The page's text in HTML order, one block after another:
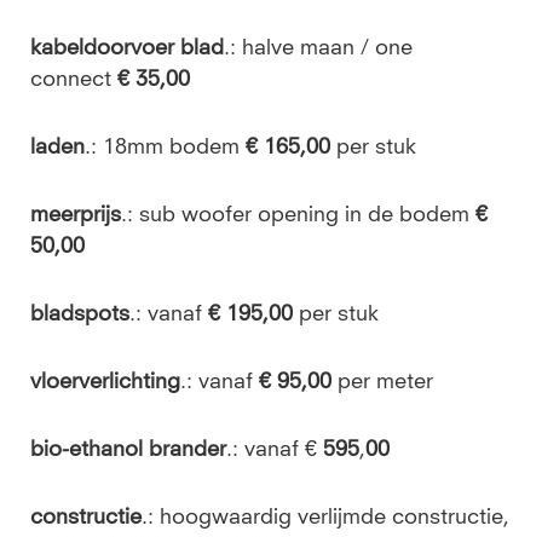
kabeldoorvoer blad.: halve maan / one
connect € 35,00
laden.: 18mm bodem € 165,00 per stuk
meerprijs.: sub woofer opening in de bodem €
50,00
bladspots.: vanaf € 195,00 per stuk
vloerverlichting.: vanaf € 95,00 per meter
bio-ethanol brander.: vanaf € 595,00
constructie.: hoogwaardig verlijmde constructie,